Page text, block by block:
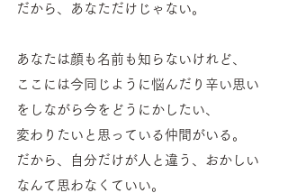
だから、あなただけじゃない。
あなたは顔も名前も知らないけれど、
ここには今同じように悩んだり辛い思い
をしながら今をどうにかしたい、
変わりたいと思っている仲間がいる。
だから、自分だけが人と違う、おかしい
なんて思わなくていい。